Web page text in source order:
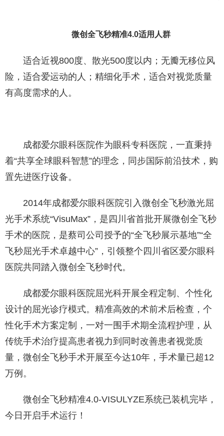
微创全飞秒精准4.0适用人群
适合近视800度、散光500度以内；无瓣无移位风
险，适合爱运动的人；精细化手术，适合对视觉质量
有高度需求的人。
成都爱尔眼科医院作为眼科专科医院，一直秉持
着“共享全球眼科智慧”的理念，同步国际前沿技术，购
置先进医疗设备。
2014年成都爱尔眼科医院引入微创全飞秒激光屈
光手术系统“VisuMax”，是四川省首批开展微创全飞秒
手术的医院，是蔡司公司授予的“全飞秒展示基地”“全
飞秒屈光手术卓越中心”，引领整个四川省区爱尔眼科
医院共同踏入微创全飞秒时代。
成都爱尔眼科医院屈光科开展全程定制、个性化
设计的屈光诊疗模式。精准高效的术前术后检查，个
性化手术方案定制，一对一围手术期全流程护理，从
传统手术治疗提高患者视力到同时改善患者视觉质
量，微创全飞秒手术开展至今达10年，手术量已超12
万例。
微创全飞秒精准4.0-VISULYZE系统已装机完毕，
今日开启手术运行！